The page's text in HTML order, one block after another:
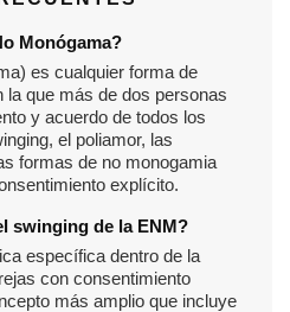
Monógama?
es cualquier forma de
la que más de dos personas
y acuerdo de todos los
el poliamor, las
formas de no monogamia
explícito.
swinging de la ENM?
específica dentro de la
con consentimiento
más amplio que incluye